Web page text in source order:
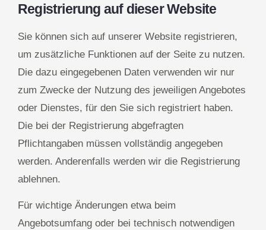
Registrierung auf dieser Website
Sie können sich auf unserer Website registrieren,
um zusätzliche Funktionen auf der Seite zu nutzen.
Die dazu eingegebenen Daten verwenden wir nur
zum Zwecke der Nutzung des jeweiligen Angebotes
oder Dienstes, für den Sie sich registriert haben.
Die bei der Registrierung abgefragten
Pflichtangaben müssen vollständig angegeben
werden. Anderenfalls werden wir die Registrierung
ablehnen.
Für wichtige Änderungen etwa beim
Angebotsumfang oder bei technisch notwendigen